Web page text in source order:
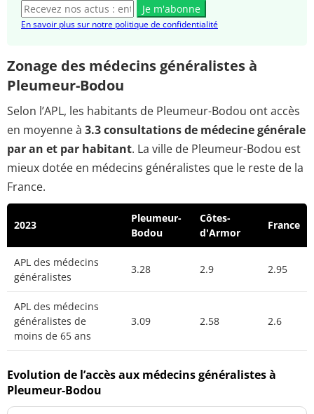
Je m'abonne
En savoir plus sur notre politique de confidentialité
Zonage des médecins généralistes à
Pleumeur-Bodou
Selon l’APL, les habitants de Pleumeur-Bodou ont accès
en moyenne à 3.3 consultations de médecine générale
par an et par habitant. La ville de Pleumeur-Bodou est
mieux dotée en médecins généralistes que le reste de la
France.
2023
Pleumeur-
Bodou
Côtes-
d'Armor
France
APL des médecins
généralistes
3.28 2.9 2.95
APL des médecins
généralistes de
moins de 65 ans
3.09 2.58 2.6
Evolution de l’accès aux médecins généralistes à
Pleumeur-Bodou